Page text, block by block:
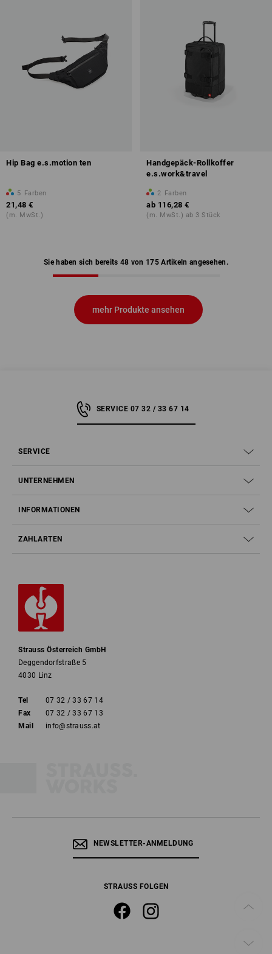
Hip Bag e.s.motion ten
5 Farben
21,48 €
(m. MwSt.)
Handgepäck-Rollkoffer
e.s.work&travel
2 Farben
ab 116,28 €
(m. MwSt.) ab 3 Stück
Sie haben sich bereits 48 von 175 Artikeln angesehen.
mehr Produkte ansehen
SERVICE 07 32 / 33 67 14
SERVICE
UNTERNEHMEN
INFORMATIONEN
ZAHLARTEN
Strauss Österreich GmbH
Deggendorfstraße 5
4030 Linz
Tel
07 32 / 33 67 14
Fax
07 32 / 33 67 13
Mail
info@strauss.at
NEWSLETTER-ANMELDUNG
STRAUSS FOLGEN